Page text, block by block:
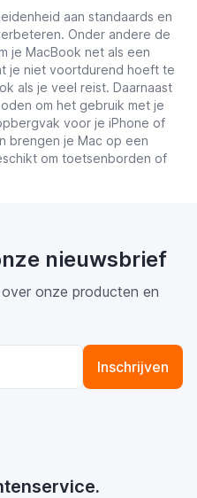
aan standaards en
Onder andere de
je MacBook net als een
je niet voortdurend hoeft te
als je veel reist. Daarnaast
om het gebruik met je
voor je iPhone of
brengen je Mac op een
om toetsenborden of
nieuwsbrief
onze producten en
Inschrijven